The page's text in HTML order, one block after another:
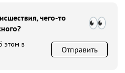
чего-то
этом в
Отправить